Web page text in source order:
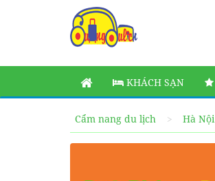
KHÁCH SẠN
Cẩm nang du lịch Hà Nội